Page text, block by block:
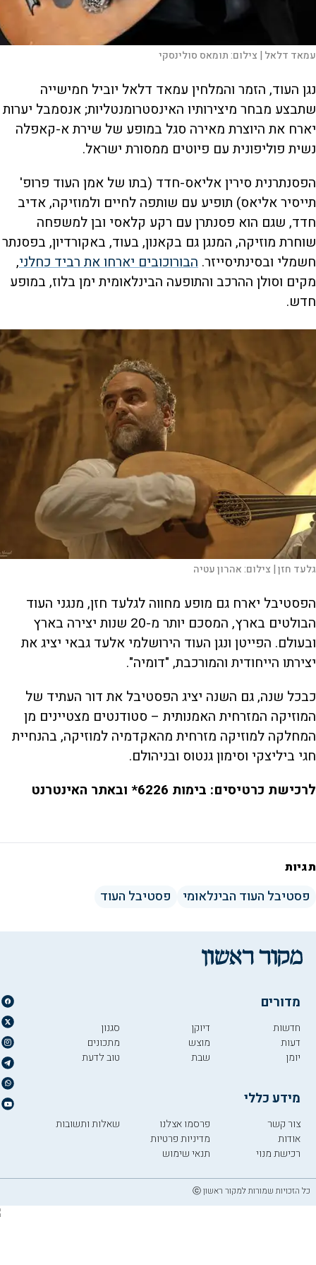
עמאד דלאל | צילום:תומאס סולינסקי
נגן העוד, הזמר והמלחין עמאד דלאל יוביל חמישייה
שתבצע מבחר מיצירותיו האינסטרומנטליות; אנסמבל יערות
יארח את היוצרת מאירה סגל במופע של שירת א-קאפלה
נשית פוליפונית עם פיוטים ממסורת ישראל.
הפסנתרנית סירין אליאס-חדד (בתו של אמן העוד פרופ'
תייסיר אליאס) תופיע עם שותפה לחיים ולמוזיקה, אדיב
חדד, שגם הוא פסנתרן עם רקע קלאסי ובן למשפחה
שוחרת מוזיקה, המנגן גם בקאנון, בעוד, באקורדיון, בפסנתר
חשמלי ובסינתיסייזר. הבורוכובים יארחו את רביד כחלני,
מקים וסולן ההרכב והתופעה הבינלאומית ימן בלוז, במופע
חדש.
גלעד חזן | צילום:אהרון עטיה
הפסטיבל יארח גם מופע מחווה לגלעד חזן, מנגני העוד
הבולטים בארץ, המסכם יותר מ-20 שנות יצירה בארץ
ובעולם. הפייטן ונגן העוד הירושלמי אלעד גבאי יציג את
יצירתו הייחודית והמורכבת, "דומיה".
כבכל שנה, גם השנה יציג הפסטיבל את דור העתיד של
המוזיקה המזרחית האמנותית – סטודנטים מצטיינים מן
המחלקה למוזיקה מזרחית מהאקדמיה למוזיקה, בהנחיית
חגי ביליצקי וסימון גנטוס ובניהולם.
לרכישת כרטיסים: בימות 6226* ובאתר האינטרנט
תגיות
פסטיבל העוד הבינלאומי פסטיבל העוד
מדורים
חדשות
דעות
יומן
דיוקן
מוצש
שבת
סגנון
מתכונים
טוב לדעת
מידע כללי
צור קשר
אודות
רכישת מנוי
פרסמו אצלנו
מדיניות פרטיות
תנאי שימוש
שאלות ותשובות
כל הזכויות שמורות למקור ראשון ⓒ